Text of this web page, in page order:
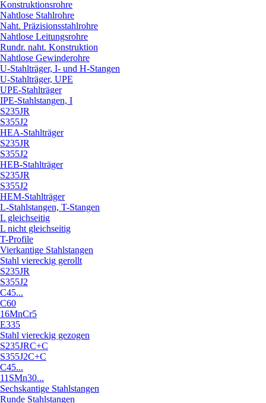
Konstruktionsrohre
Nahtlose Stahlrohre
Naht. Präzisionsstahlrohre
Nahtlose Leitungsrohre
Rundr. naht. Konstruktion
Nahtlose Gewinderohre
U-Stahlträger, I- und H-Stangen
U-Stahlträger, UPE
UPE-Stahlträger
IPE-Stahlstangen, I
S235JR
S355J2
HEA-Stahlträger
S235JR
S355J2
HEB-Stahlträger
S235JR
S355J2
HEM-Stahlträger
L-Stahlstangen, T-Stangen
L gleichseitig
L nicht gleichseitig
T-Profile
Vierkantige Stahlstangen
Stahl viereckig gerollt
S235JR
S355J2
C45...
C60
16MnCr5
E335
Stahl viereckig gezogen
S235JRC+C
S355J2C+C
C45...
11SMn30...
Sechskantige Stahlstangen
Runde Stahlstangen